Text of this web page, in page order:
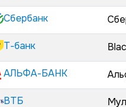
Сбербанк
Т-банк
АЛЬФА-БАНК
ВТБ